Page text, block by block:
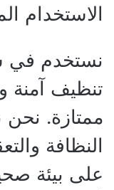
الاستخدام
نستخدم في
تنظيف آمنة
ممتازة.
النظافة
على بيئة